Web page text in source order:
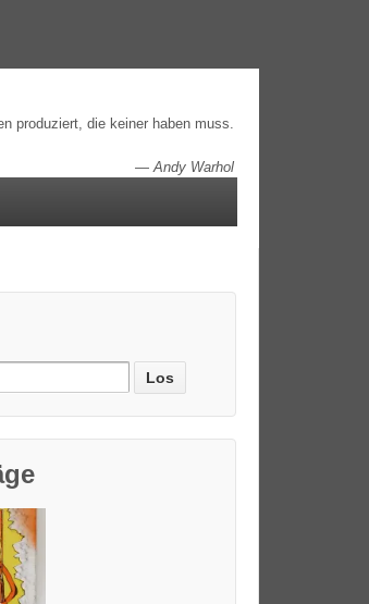
produziert, die keiner haben muss.
—Andy Warhol